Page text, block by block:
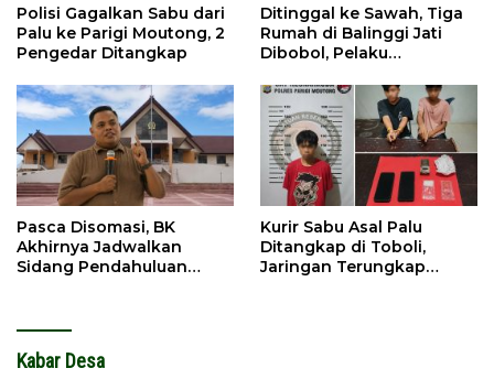
Polisi Gagalkan Sabu dari
Palu ke Parigi Moutong, 2
Pengedar Ditangkap
Ditinggal ke Sawah, Tiga
Rumah di Balinggi Jati
Dibobol, Pelaku
Pasca Disomasi, BK
Akhirnya Jadwalkan
Sidang Pendahuluan
Kurir Sabu Asal Palu
Ditangkap di Toboli,
Jaringan Terungkap
Kabar Desa